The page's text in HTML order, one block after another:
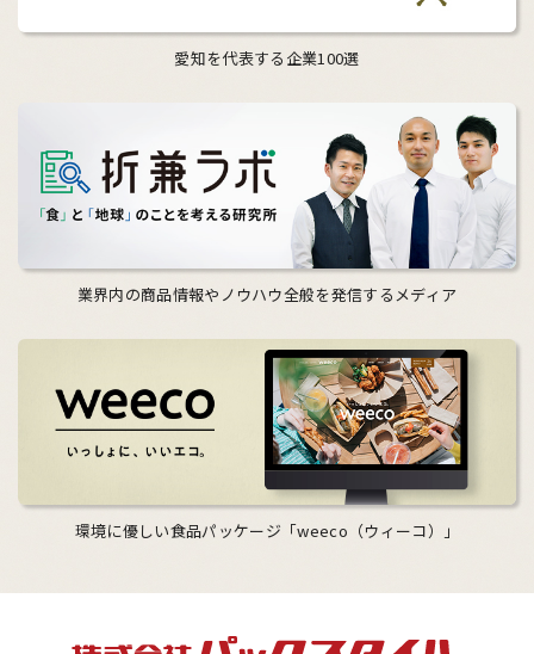
愛知を代表する企業100選
業界内の商品情報やノウハウ全般を発信するメディア
環境に優しい食品パッケージ「weeco（ウィーコ）」